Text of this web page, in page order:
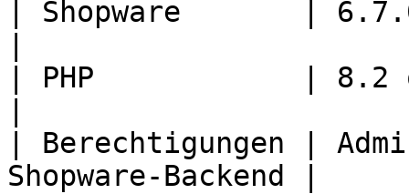
| Shopware       |
| PHP            | 8.2
| Berechtigungen |
Shopware-Backend |